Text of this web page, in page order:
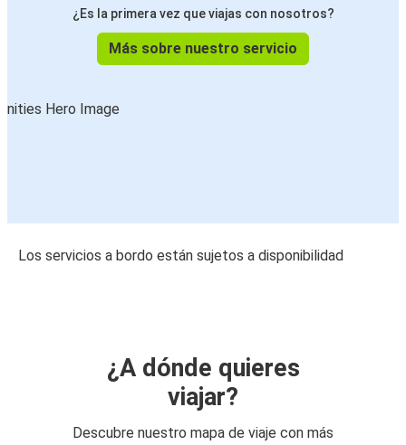
¿Es la primera vez que viajas con nosotros?
Más sobre nuestro servicio
Los servicios a bordo están sujetos a disponibilidad
¿A dónde quieres
viajar?
Descubre nuestro mapa de viaje con más